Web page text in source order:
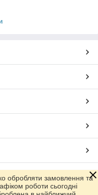
обробляти замовлення та
роботи сьогодні